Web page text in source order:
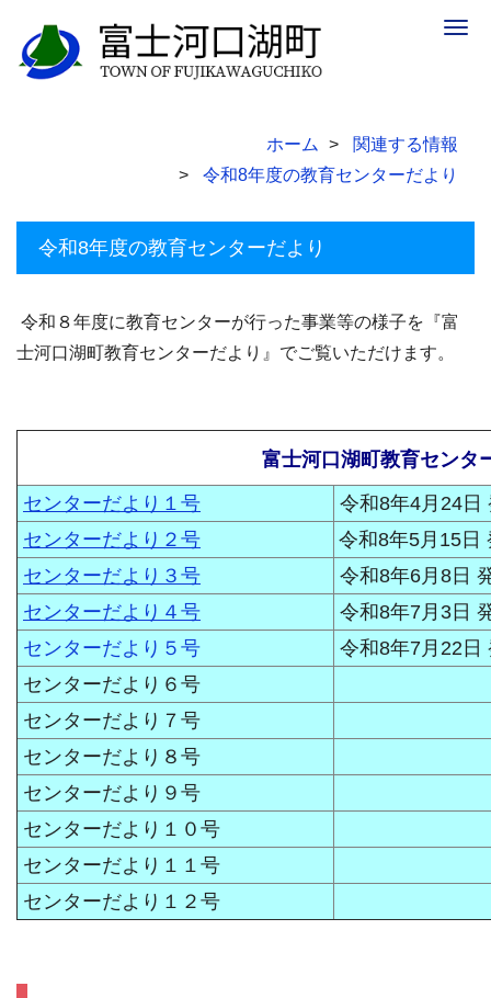
ホーム
関連する情報
令和8年度の教育センターだより
令和8年度の教育センターだより
令和８年度に教育センターが行った事業等の様子を『富
士河口湖町教育センターだより』でご覧いただけます。
富士河口湖町教育センタ
センターだより１号
令和8年4月24日
センターだより２号
令和8年5月15日
センターだより３号
令和8年6月8日
センターだより４号
令和8年7月3日
センターだより５号
令和8年7月22日
センターだより６号
センターだより７号
センターだより８号
センターだより９号
センターだより１０号
センターだより１１号
センターだより１２号